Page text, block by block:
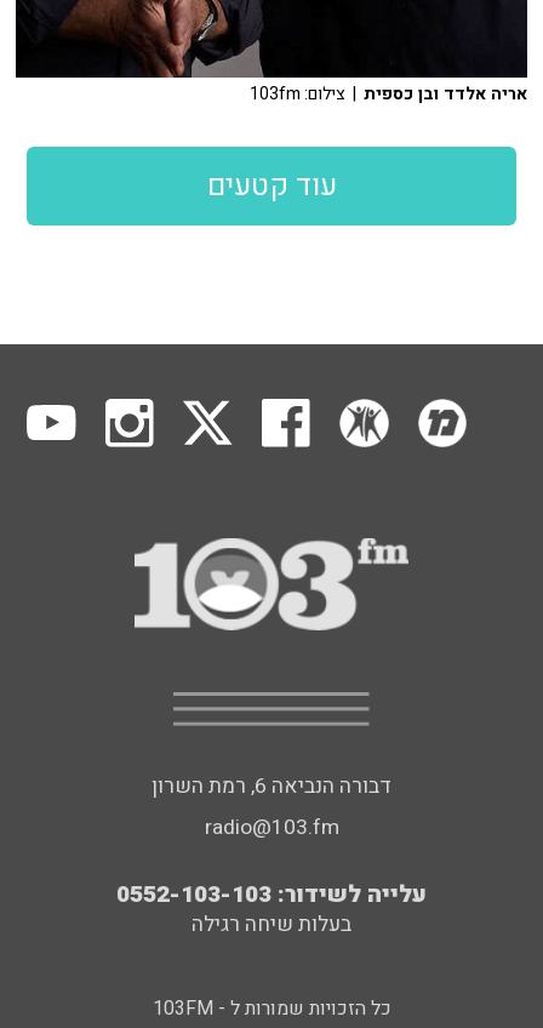
אריה אלדד ובן כספית | צילום: 103fm
עוד קטעים
דבורה הנביאה 6, רמת השרון
radio@103.fm
עלייה לשידור: 0552-103-103
בעלות שיחה רגילה
כל הזכויות שמורות ל - 103FM